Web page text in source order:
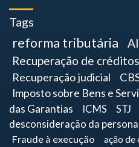
Tags
reforma tributária
Recuperação de créditos
Recuperação judicial
Imposto sobre Bens e
das Garantias
ICMS STJ
desconsideração da
Fraude à execução
ação de